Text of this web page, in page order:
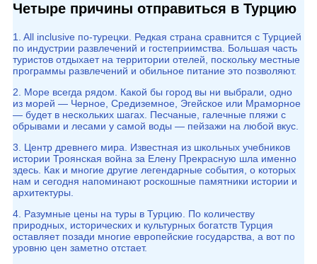
Четыре причины отправиться в Турцию
1. All inclusive по-турецки. Редкая страна сравнится с Турцией
по индустрии развлечений и гостеприимства. Большая часть
туристов отдыхает на территории отелей, поскольку местные
программы развлечений и обильное питание это позволяют.
2. Море всегда рядом. Какой бы город вы ни выбрали, одно
из морей — Черное, Средиземное, Эгейское или Мраморное
— будет в нескольких шагах. Песчаные, галечные пляжи с
обрывами и лесами у самой воды — пейзажи на любой вкус.
3. Центр древнего мира. Известная из школьных учебников
истории Троянская война за Елену Прекрасную шла именно
здесь. Как и многие другие легендарные события, о которых
нам и сегодня напоминают роскошные памятники истории и
архитектуры.
4. Разумные цены на туры в Турцию. По количеству
природных, исторических и культурных богатств Турция
оставляет позади многие европейские государства, а вот по
уровню цен заметно отстает.